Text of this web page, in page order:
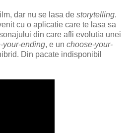
dar nu se lasa de storytelling.
cu o aplicatie care te lasa sa
din care afli evolutia unei
your-ending, e un choose-your-
Din pacate indisponibil